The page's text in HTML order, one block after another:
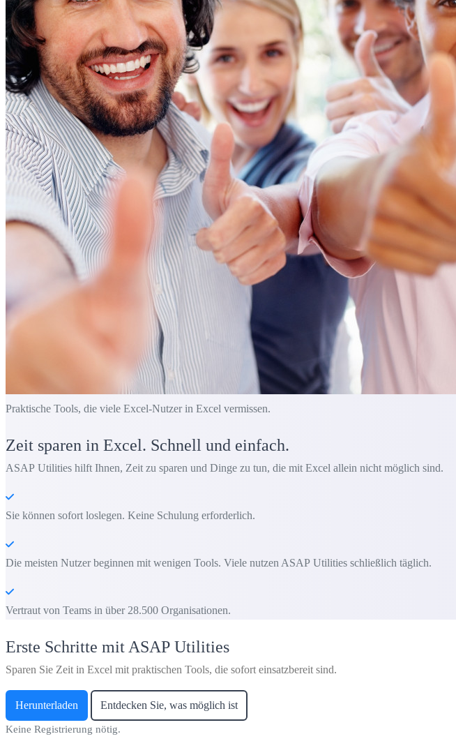
Praktische Tools, die viele Excel-Nutzer in Excel vermissen.
Zeit sparen in Excel. Schnell und einfach.
ASAP Utilities hilft Ihnen, Zeit zu sparen und Dinge zu tun, die mit Excel allein nicht möglich sind.
Sie können sofort loslegen. Keine Schulung erforderlich.
Die meisten Nutzer beginnen mit wenigen Tools. Viele nutzen ASAP Utilities schließlich täglich.
Vertraut von Teams in über 28.500 Organisationen.
Erste Schritte mit ASAP Utilities
Sparen Sie Zeit in Excel mit praktischen Tools, die sofort einsatzbereit sind.
Herunterladen Entdecken Sie, was möglich ist
Keine Registrierung nötig.